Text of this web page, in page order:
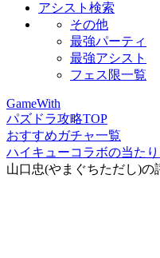
アシスト検索
その他
最強パーティ
最強アシスト
フェス限一覧
GameWith
パズドラ攻略TOP
おすすめガチャ一覧
ハイキューコラボの当た
山口忠(やまぐちただし)